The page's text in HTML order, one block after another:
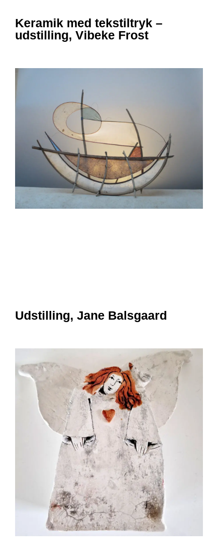
Keramik med tekstiltryk –
udstilling, Vibeke Frost
Udstilling, Jane Balsgaard